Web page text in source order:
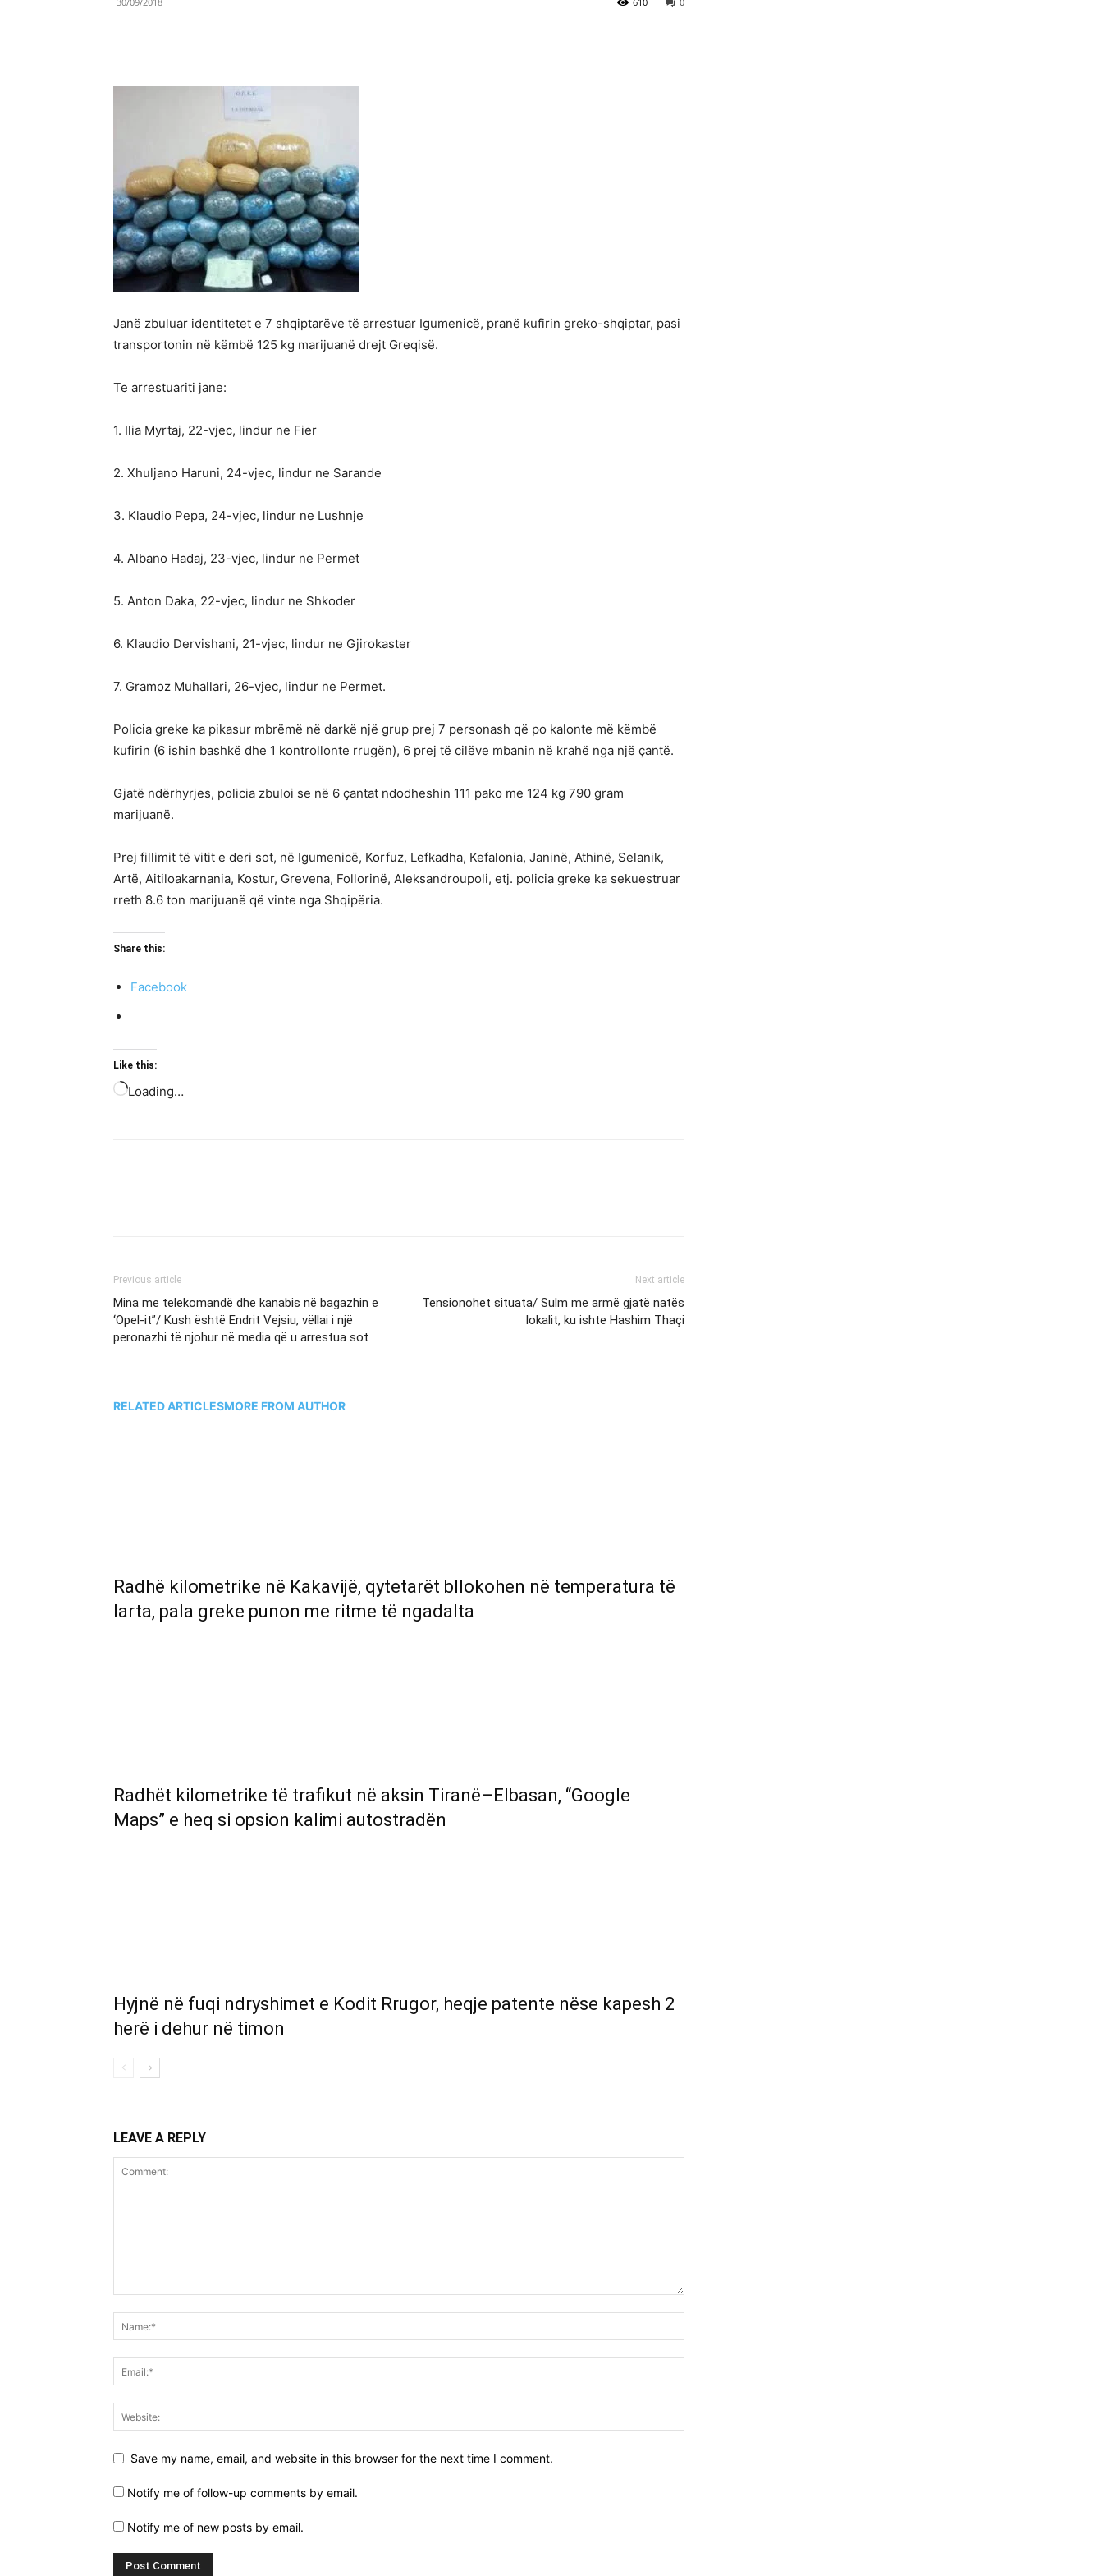
Janë zbuluar identitetet e 7 shqiptarëve të arrestuar Igumenicë, pranë kufirin greko-shqiptar, pasi
transportonin në këmbë 125 kg marijuanë drejt Greqisë.
Te arrestuariti jane:
1. Ilia Myrtaj, 22-vjec, lindur ne Fier
2. Xhuljano Haruni, 24-vjec, lindur ne Sarande
3. Klaudio Pepa, 24-vjec, lindur ne Lushnje
4. Albano Hadaj, 23-vjec, lindur ne Permet
5. Anton Daka, 22-vjec, lindur ne Shkoder
6. Klaudio Dervishani, 21-vjec, lindur ne Gjirokaster
7. Gramoz Muhallari, 26-vjec, lindur ne Permet.
Policia greke ka pikasur mbrëmë në darkë një grup prej 7 personash që po kalonte më këmbë
kufirin (6 ishin bashkë dhe 1 kontrollonte rrugën), 6 prej të cilëve mbanin në krahë nga një çantë.
Gjatë ndërhyrjes, policia zbuloi se në 6 çantat ndodheshin 111 pako me 124 kg 790 gram
marijuanë.
Prej fillimit të vitit e deri sot, në Igumenicë, Korfuz, Lefkadha, Kefalonia, Janinë, Athinë, Selanik,
Artë, Aitiloakarnania, Kostur, Grevena, Follorinë, Aleksandroupoli, etj. policia greke ka sekuestruar
rreth 8.6 ton marijuanë që vinte nga Shqipëria.
Share this:
Facebook
Like this:
Loading…
Previous article
Mina me telekomandë dhe kanabis në bagazhin e
‘Opel-it”/ Kush është Endrit Vejsiu, vëllai i një
peronazhi të njohur në media që u arrestua sot
Next article
Tensionohet situata/ Sulm me armë gjatë natës
lokalit, ku ishte Hashim Thaçi
RELATED ARTICLESMORE FROM AUTHOR
Radhë kilometrike në Kakavijë, qytetarët bllokohen në temperatura të
larta, pala greke punon me ritme të ngadalta
Radhët kilometrike të trafikut në aksin Tiranë–Elbasan, “Google
Maps” e heq si opsion kalimi autostradën
Hyjnë në fuqi ndryshimet e Kodit Rrugor, heqje patente nëse kapesh 2
herë i dehur në timon
LEAVE A REPLY
Save my name, email, and website in this browser for the next time I comment.
Notify me of follow-up comments by email.
Notify me of new posts by email.